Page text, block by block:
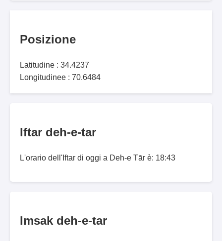
Posizione
Latitudine : 34.4237
Longitudinee : 70.6484
Iftar deh-e-tar
L'orario dell'Iftar di oggi a Deh-e Tār è: 18:43
Imsak deh-e-tar